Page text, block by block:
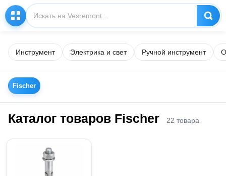
Инструмент Электрика и свет Ручной инструмент
Fischer
Каталог товаров Fischer 22 товара